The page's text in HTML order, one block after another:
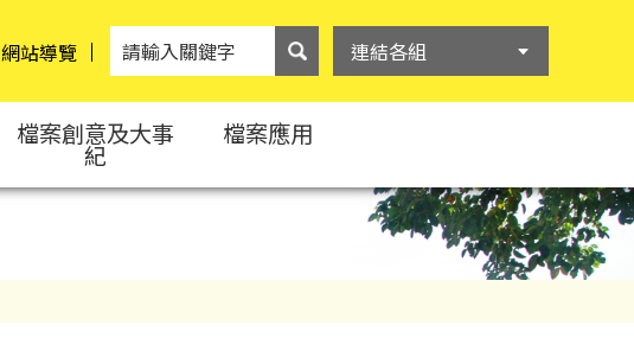
網站導覽 連結各組
檔案創意及大事
紀
檔案應用